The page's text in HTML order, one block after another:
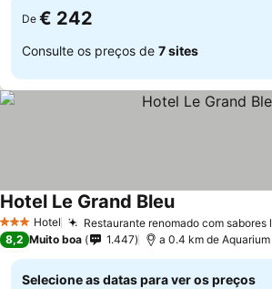
De € 242
Consulte os preços de 7 sites
3 EstrelasHotel Restaurante renomado com sabores
Hotel Le Grand Bleu
8,2 Muito boa 1.447 a 0.4 km de
Selecione as datas para ver os preços